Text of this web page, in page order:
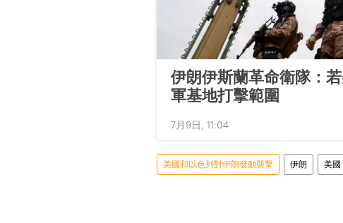
伊朗伊斯蘭革命衛隊：
軍基地打擊範圍
7月9日, 11:04
美國和以色列對伊朗發動襲擊 伊朗 美國